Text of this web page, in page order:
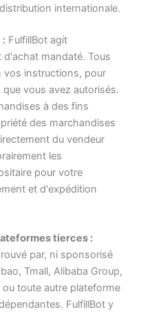
internationale.
: FulfillBot agit
mandaté. Tous
vos instructions, pour
vous avez autorisés.
à des fins
des marchandises
du vendeur
les
pour votre
et d'expédition
tierces :
par, ni sponsorisé
Tmall, Alibaba Group,
toute autre plateforme
FulfillBot y